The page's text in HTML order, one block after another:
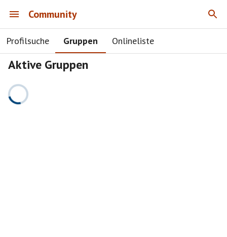
Community
Profilsuche Gruppen Onlineliste
Aktive Gruppen